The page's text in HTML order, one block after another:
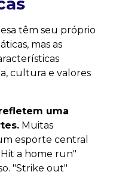
têm seu próprio
mas as
cultura e valores
uma
Muitas
esporte central
a home run"
"Strike out"